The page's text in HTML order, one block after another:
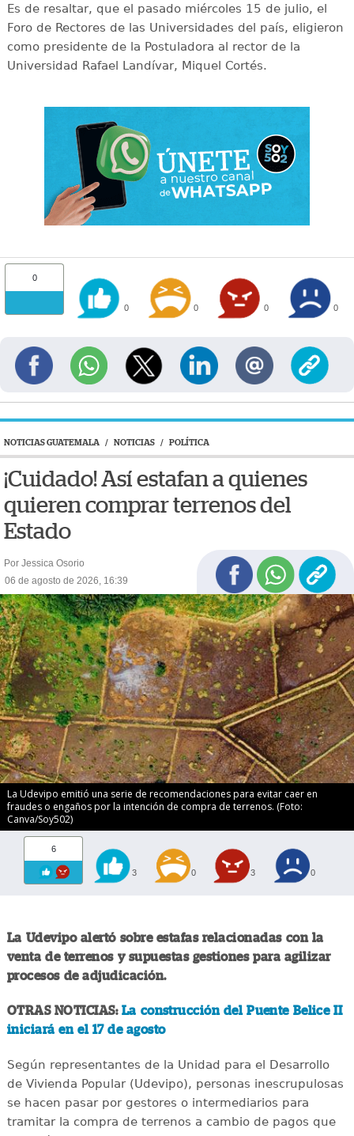
Es de resaltar, que el pasado miércoles 15 de julio, el
Foro de Rectores de las Universidades del país, eligieron
como presidente de la Postuladora al rector de la
Universidad Rafael Landívar, Miquel Cortés.
0
0 0 0 0
NOTICIAS GUATEMALA / NOTICIAS / POLÍTICA
¡Cuidado! Así estafan a quienes
quieren comprar terrenos del
Estado
Por Jessica Osorio
06 de agosto de 2026, 16:39
La Udevipo emitió una serie de recomendaciones para evitar caer en
fraudes o engaños por la intención de compra de terrenos. (Foto:
Canva/Soy502)
6
3 0 3 0
La Udevipo alertó sobre estafas relacionadas con la
venta de terrenos y supuestas gestiones para agilizar
procesos de adjudicación.
OTRAS NOTICIAS: La construcción del Puente Belice II
iniciará en el 17 de agosto
Según representantes de la Unidad para el Desarrollo
de Vivienda Popular (Udevipo), personas inescrupulosas
se hacen pasar por gestores o intermediarios para
tramitar la compra de terrenos a cambio de pagos que